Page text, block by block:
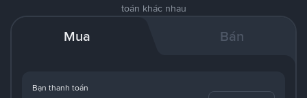
toán khác nhau
Mua Bán
Bạn thanh toán